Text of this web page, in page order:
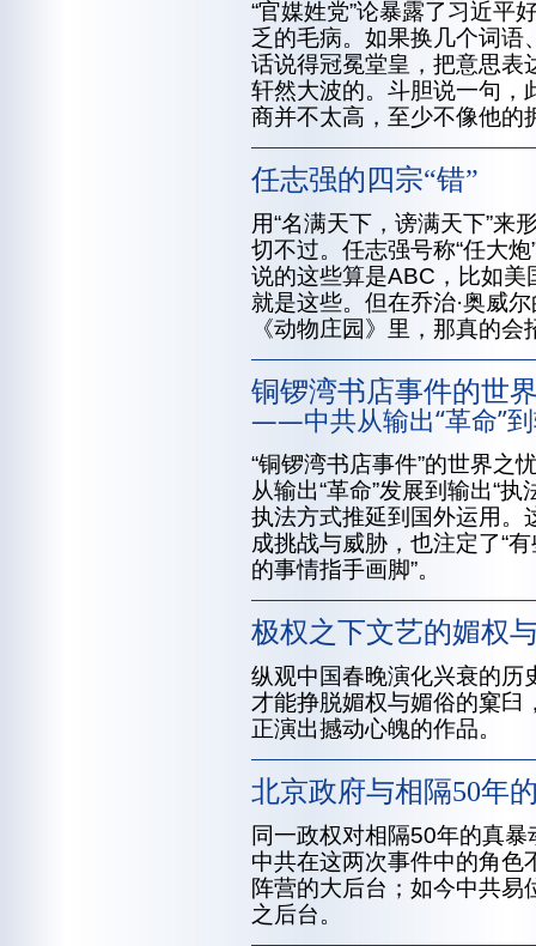
“官媒姓党”论暴露了习近平
乏的毛病。如果换几个词语
话说得冠冕堂皇，把意思表
轩然大波的。斗胆说一句，
商并不太高，至少不像他的
任志强的四宗“错”
用“名满天下，谤满天下”来
切不过。任志强号称“任大
说的这些算是ABC，比如
就是这些。但在乔治·奥威
《动物庄园》里，那真的
铜锣湾书店事件的世
——中共从输出“革命”到
“铜锣湾书店事件”的世界之
从输出“革命”发展到输出“
执法方式推延到国外运用。
成挑战与威胁，也注定了“
的事情指手画脚”。
极权之下文艺的媚权
纵观中国春晚演化兴衰的历
才能挣脱媚权与媚俗的窠臼
正演出撼动心魄的作品。
北京政府与相隔50年
同一政权对相隔50年的真
中共在这两次事件中的角色
阵营的大后台；如今中共易
之后台。